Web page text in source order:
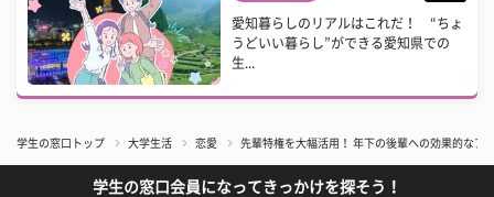
愛知暮らしのリアルはこれだ！ “ちょ
うどいい暮らし”ができる愛知県での
生...
学生の窓口トップ 大学生活 恋愛 先輩特権を大幅活用！ 年下の後輩への効果的なア
学生の窓口会員になってきっかけを探そう！